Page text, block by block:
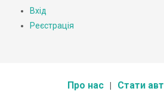
Вхід
Реєстрація
Про нас Стати